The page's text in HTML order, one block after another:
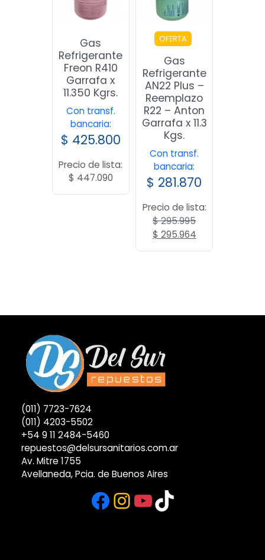
Gas
Refrigerante
Freon R410
Garrafa x
11.350 Kgrs.
Con transf.
bancaria:
$ 425.800
Precio de lista:
$ 447.090
OFERTA
Gas
Refrigerante
AN22 Plus –
Reemplazo
R22 – Anton
Garrafa x 11.3
Kgs.
Con transf.
bancaria:
$ 281.870
Precio de lista:
$295.995
El
$ 295.964El
precio
(011) 7723-7624
(011) 4203-5502
+54 9 11 2484-5460
repuestos@delsursanitarios.com.ar
Av. Mitre 1755
Avellaneda, Pcia. de Buenos Aires
Facebook
Instagram
YouTube
TikTok